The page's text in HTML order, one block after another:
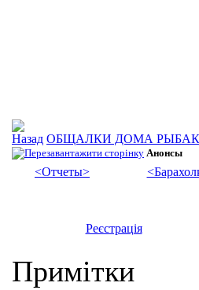
ОБЩАЛКИ ДОМА
Анонсы
<Отчеты>
Реєстрація
Примітки